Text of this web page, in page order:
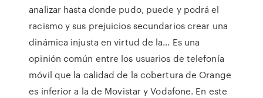
analizar hasta donde pudo, puede y podrá el
racismo y sus prejuicios secundarios crear una
dinámica injusta en virtud de la… Es una
opinión común entre los usuarios de telefonía
móvil que la calidad de la cobertura de Orange
es inferior a la de Movistar y Vodafone. En este